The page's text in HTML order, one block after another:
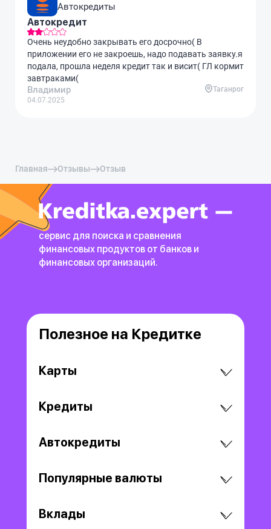
Автокредиты
Автокредит
Очень неудобно закрывать его досрочно( В
приложении его не закроешь, надо подавать заявку.я
подала, прошла неделя кредит так и висит( ГЛ кормит
завтраками(
Владимир
04.07.2025
Таганрог
Главная Отзывы Отзыв
сервис для поиска и сравнения
финансовых продуктов от банков и
финансовых организаций.
Полезное на Кредитке
Карты
Кредиты
Автокредиты
Популярные валюты
Вклады